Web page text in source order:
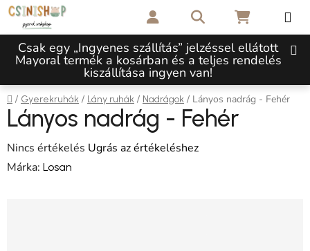
Ugrás a fő tartalomhoz
Csak egy „Ingyenes szállítás” jelzéssel ellátott
Mayoral termék a kosárban és a teljes rendelés
kiszállítása ingyen van!
KeresésKOSÁR
Kezdőlap
/ Gyerekruhák / Lány ruhák / Nadrágok / Lányos nadrág - Fehér
Lányos nadrág - Fehér
A termék átlagos értékelése 5-ből 0,0 csillag.
Nincs értékelés Ugrás az értékeléshez
Márka: Losan